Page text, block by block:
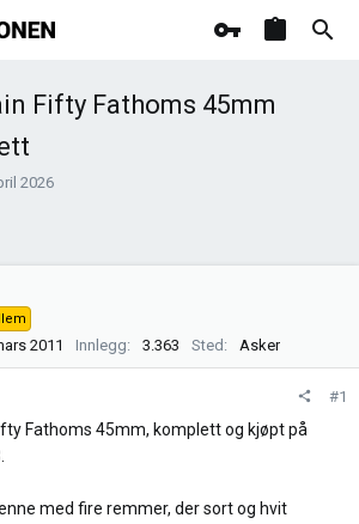
Fifty Fathoms 45mm
2026
2011 Innlegg 3.363 Sted Asker
#1
Fathoms 45mm, komplett og kjøpt på
med fire remmer, der sort og hvit